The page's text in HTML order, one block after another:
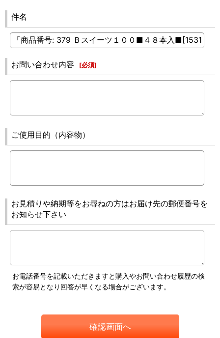
件名
お問い合わせ内容 [必須]
ご使用目的（内容物）
お見積りや納期等をお尋ねの方はお届け先の郵便番号を
お知らせ下さい
お電話番号を記載いただきますと購入やお問い合わせ履歴の検
索が容易となり回答が早くなる場合がございます。
確認画面へ